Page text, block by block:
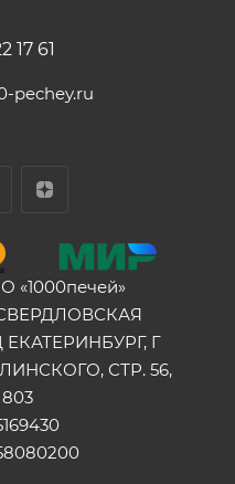
17 61
pechey.ru
«1000печей»
СВЕРДЛОВСКАЯ
Г
СТР. 56,